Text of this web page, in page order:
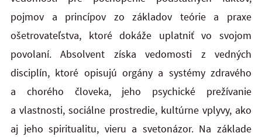
pojmov a princípov zo základov teórie a praxe
ošetrovateľstva, ktoré dokáže uplatniť vo svojom
povolaní. Absolvent získa vedomosti z vedných
disciplín, ktoré opisujú orgány a systémy zdravého
a chorého človeka, jeho psychické prežívanie
a vlastnosti, sociálne prostredie, kultúrne vplyvy, ako
aj jeho spiritualitu, vieru a svetonázor. Na základe